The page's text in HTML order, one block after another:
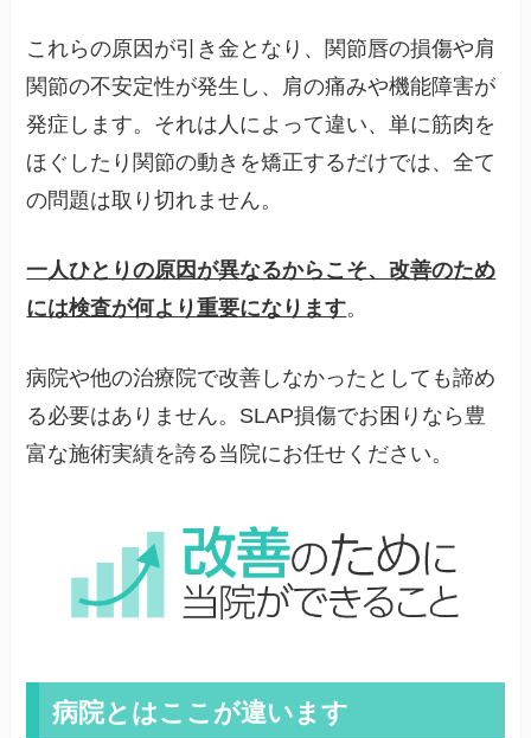
これらの原因が引き金となり、関節唇の損傷や肩
関節の不安定性が発生し、肩の痛みや機能障害が
発症します。それは人によって違い、単に筋肉を
ほぐしたり関節の動きを矯正するだけでは、全て
の問題は取り切れません。
一人ひとりの原因が異なるからこそ、改善のため
には検査が何より重要になります。
病院や他の治療院で改善しなかったとしても諦め
る必要はありません。SLAP損傷でお困りなら豊
富な施術実績を誇る当院にお任せください。
病院とはここが違います